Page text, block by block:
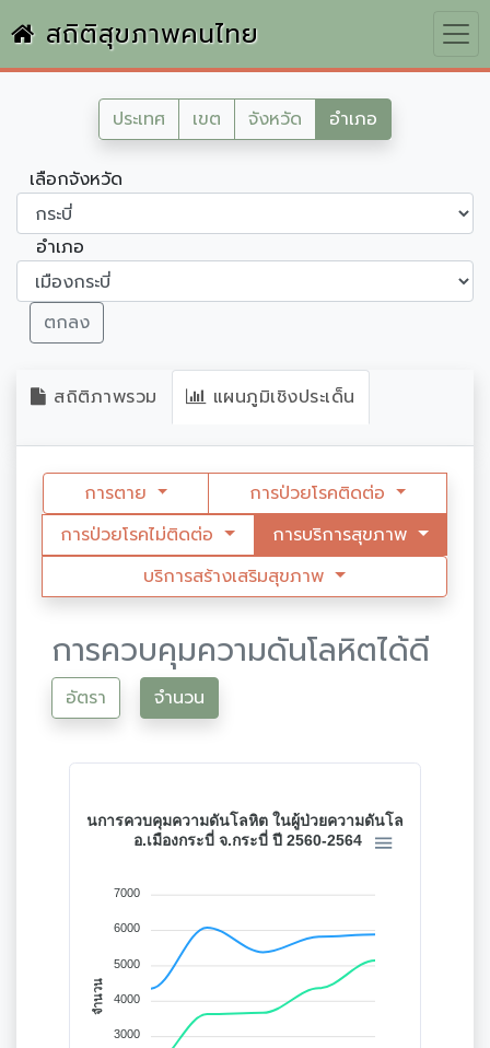
สถิติสุขภาพคนไทย
ประเทศ เขต จังหวัด อำเภอ
เลือกจังหวัด
อำเภอ
ตกลง
สถิติภาพรวม แผนภูมิเชิงประเด็น
การตาย
การป่วยโรคติดต่อ
การป่วยโรคไม่ติดต่อ
การบริการสุขภาพ
บริการสร้างเสริมสุขภาพ
การควบคุมความดันโลหิตได้ดี
อัตรา จำนวน